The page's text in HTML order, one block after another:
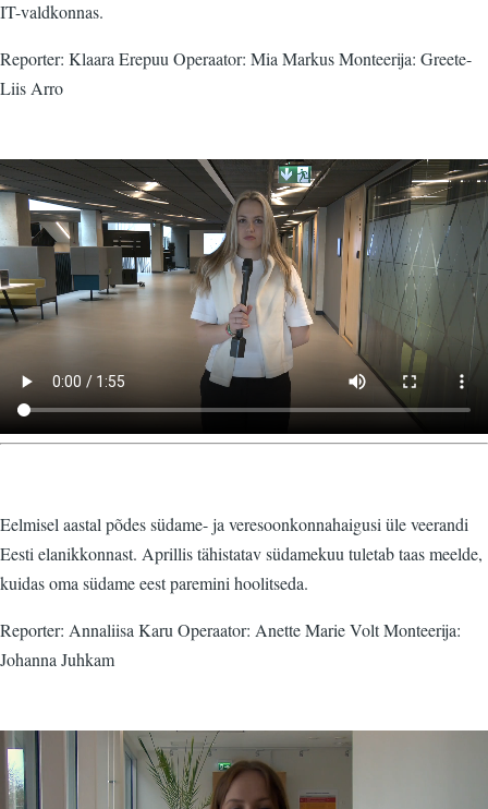
IT-valdkonnas.
Reporter: Klaara Erepuu Operaator: Mia Markus Monteerija: Greete-
Liis Arro
Video
fail
Eelmisel aastal põdes südame- ja veresoonkonnahaigusi üle veerandi
Eesti elanikkonnast. Aprillis tähistatav südamekuu tuletab taas meelde,
kuidas oma südame eest paremini hoolitseda.
Reporter: Annaliisa Karu Operaator: Anette Marie Volt Monteerija:
Johanna Juhkam
Video
fail